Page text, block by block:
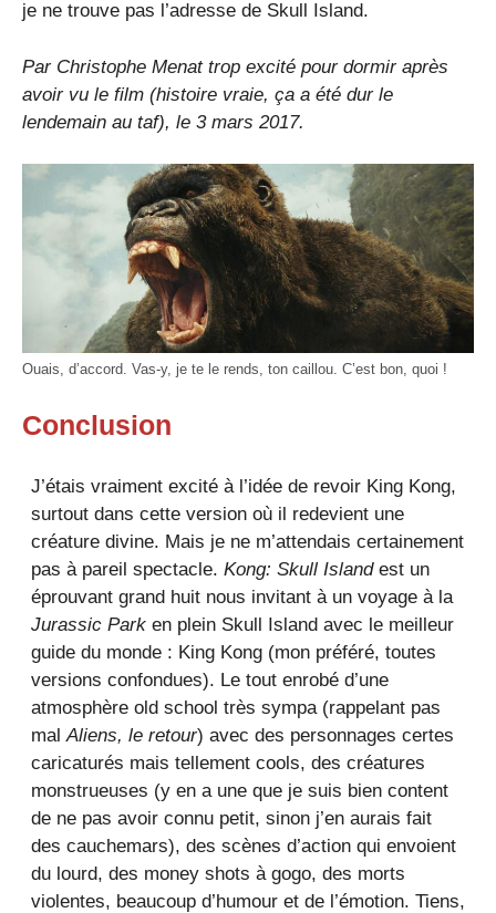
je ne trouve pas l’adresse de Skull Island.
Par Christophe Menat trop excité pour dormir après
avoir vu le film (histoire vraie, ça a été dur le
lendemain au taf), le 3 mars 2017.
Ouais, d’accord. Vas-y, je te le rends, ton caillou. C’est bon, quoi !
Conclusion
J’étais vraiment excité à l’idée de revoir King Kong,
surtout dans cette version où il redevient une
créature divine. Mais je ne m’attendais certainement
pas à pareil spectacle. Kong: Skull Islandest un
éprouvant grand huit nous invitant à un voyage à la
Jurassic Park en plein Skull Island avec le meilleur
guide du monde : King Kong (mon préféré, toutes
versions confondues). Le tout enrobé d’une
atmosphère old school très sympa (rappelant pas
mal Aliens, le retour) avec des personnages certes
caricaturés mais tellement cools, des créatures
monstrueuses (y en a une que je suis bien content
de ne pas avoir connu petit, sinon j’en aurais fait
des cauchemars), des scènes d’action qui envoient
du lourd, des money shots à gogo, des morts
violentes, beaucoup d’humour et de l’émotion. Tiens,